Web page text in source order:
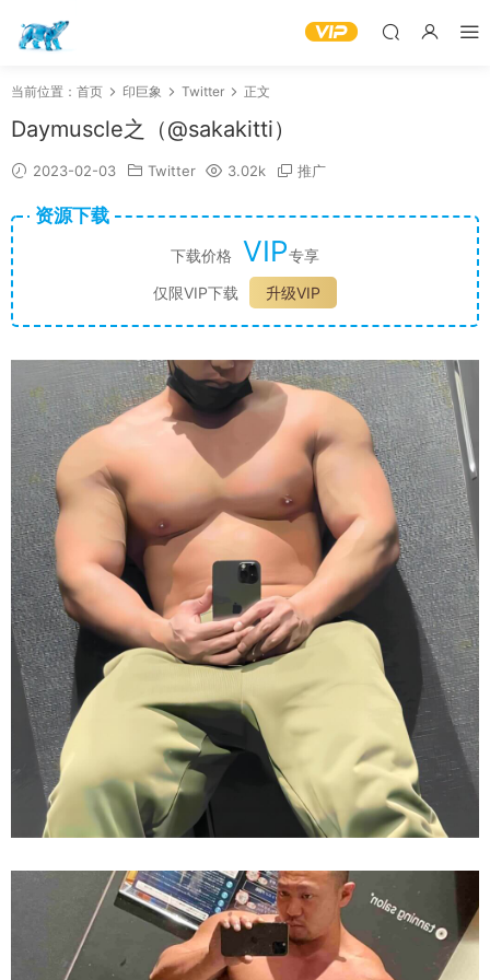
当前位置： 首页 印巨象 Twitter 正文
Daymuscle之（@sakakitti）
2023-02-03 Twitter 3.02k 推广
资源下载
下载价格 VIP专享
仅限VIP下载
升级VIP